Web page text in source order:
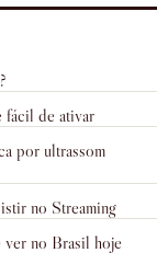
de ativar
por ultrassom
no Streaming
no Brasil hoje